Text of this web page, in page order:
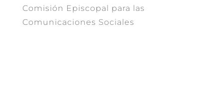
Comisión Episcopal para las
Comunicaciones Sociales